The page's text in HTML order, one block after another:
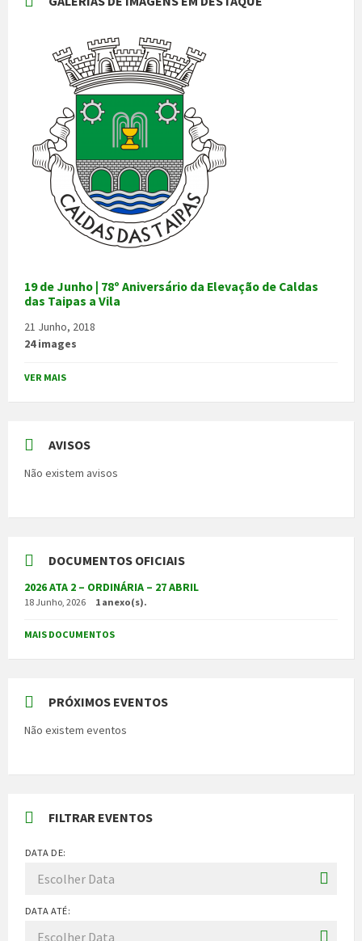
19 de Junho | 78º Aniversário da Elevação de Caldas
das Taipas a Vila
21 Junho, 2018
24 images
VER MAIS
AVISOS
Não existem avisos
DOCUMENTOS OFICIAIS
2026 ATA 2 – ORDINÁRIA – 27 ABRIL
18 Junho, 2026 1 anexo(s).
MAIS DOCUMENTOS
PRÓXIMOS EVENTOS
Não existem eventos
FILTRAR EVENTOS
DATA DE:
DATA ATÉ: